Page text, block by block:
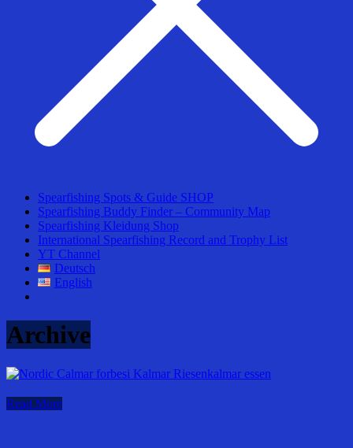
Spearfishing Spots & Guide SHOP
Spearfishing Buddy Finder – Community Map
Spearfishing Kleidung Shop
International Spearfishing Record and Trophy List
YT Channel
Deutsch
English
Archive
Read More